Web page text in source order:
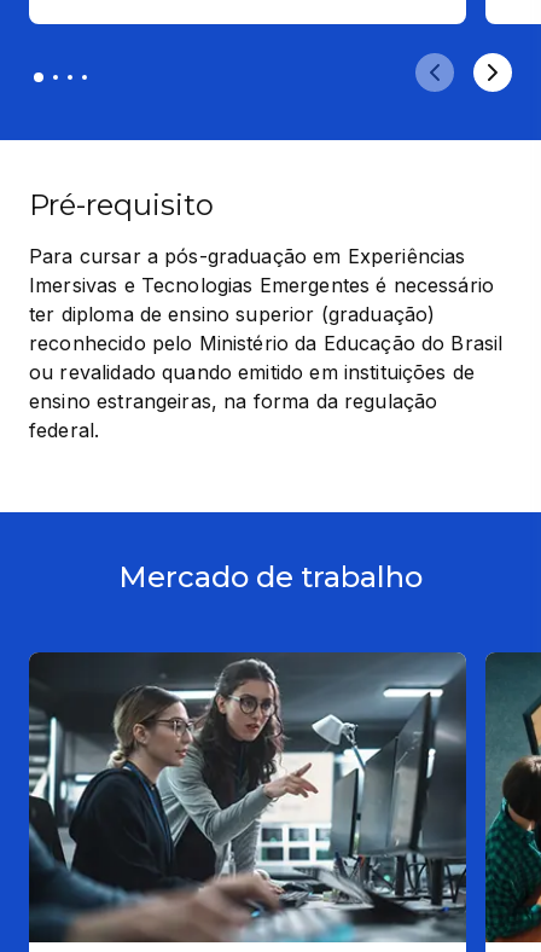
Pré-requisito
Para cursar a pós-graduação em Experiências
Imersivas e Tecnologias Emergentes é necessário
ter diploma de ensino superior (graduação)
reconhecido pelo Ministério da Educação do Brasil
ou revalidado quando emitido em instituições de
ensino estrangeiras, na forma da regulação
federal.
Mercado de trabalho